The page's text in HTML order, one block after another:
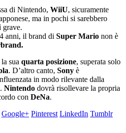
di Nintendo, WiiU, sicuramente
ma in pochi si sarebbero
grave.
anni, il brand di Super Mario non è
sua quarta posizione, superata solo
. D’altro canto, Sony è
in modo rilevante dalla
Nintendo dovrà risollevare la propria
con DeNa.
Google+ Pinterest LinkedIn Tumblr